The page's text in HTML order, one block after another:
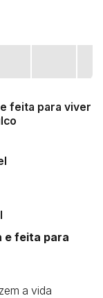
feita para viver
e feita para
a vida